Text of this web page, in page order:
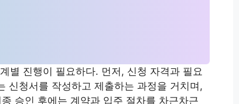
별 진행이 필요하다. 먼저, 신청 자격과 필요
신청서를 작성하고 제출하는 과정을 거치며,
승인 후에는 계약과 입주 절차를 차근차근